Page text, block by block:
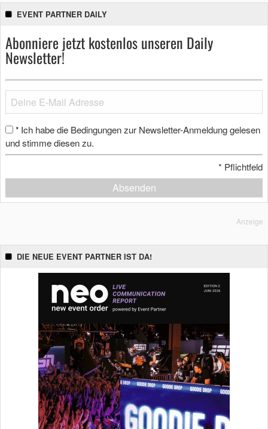
EVENT PARTNER DAILY
Abonniere jetzt kostenlos unseren Daily
Newsletter!
* Ich habe die Bedingungen zur Newsletter-Anmeldung gelesen
und stimme diesen zu.
* Pflichtfeld
Absenden
Anzeige
DIE NEUE EVENT PARTNER IST DA!